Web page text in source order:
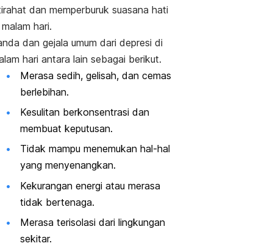
dan memperburuk suasana hati
hari.
dan gejala umum dari depresi di
hari antara lain sebagai berikut.
Merasa sedih, gelisah, dan cemas
berlebihan.
Kesulitan berkonsentrasi dan
membuat keputusan.
Tidak mampu menemukan hal-hal
yang menyenangkan.
Kekurangan energi atau merasa
tidak bertenaga.
Merasa terisolasi dari lingkungan
sekitar.